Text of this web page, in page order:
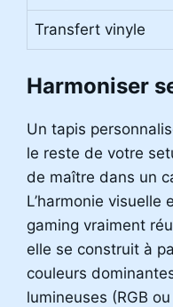
Transfert vinyle
Harmoniser
Un tapis
le reste de votre
de maître dans un
L’harmonie visuelle
gaming vraiment
elle se construit à
couleurs
lumineuses (RGB